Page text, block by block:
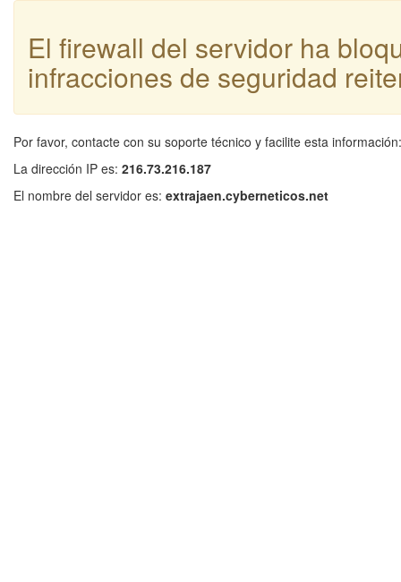
El firewall del servidor ha
infracciones de seguridad
Por favor, contacte con su soporte técnico y facilite esta información:
La dirección IP es: 216.73.216.187
El nombre del servidor es: extrajaen.cyberneticos.net